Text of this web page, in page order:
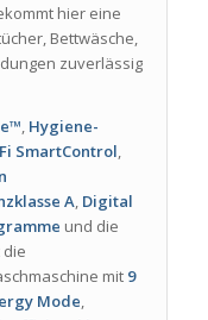
hier eine
Bettwäsche,
zuverlässig
, Hygiene-
SmartControl,
A, Digital
und die
mit 9
Mode,